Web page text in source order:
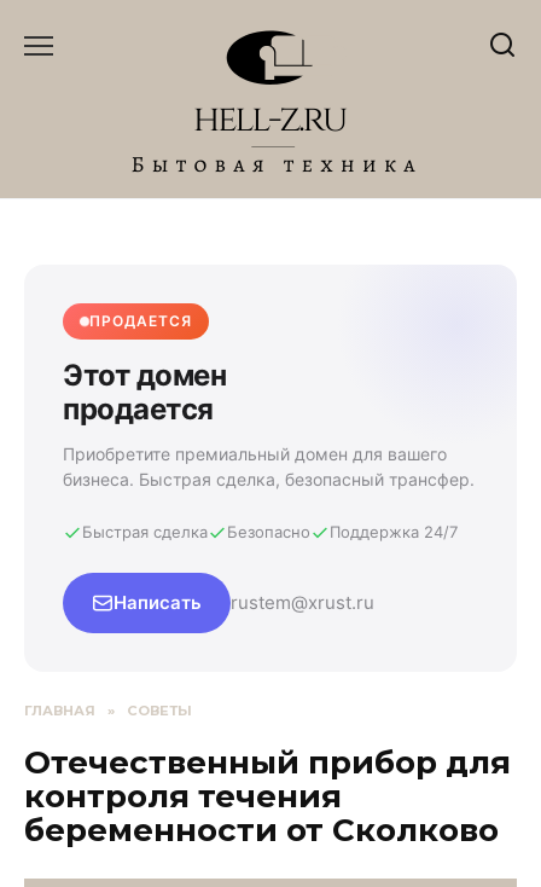
ПРОДАЕТСЯ
Этот домен
продается
Приобретите премиальный домен для вашего
бизнеса. Быстрая сделка, безопасный трансфер.
Быстрая сделка Безопасно Поддержка 24/7
Написать rustem@xrust.ru
ГЛАВНАЯ » СОВЕТЫ
Отечественный прибор для
контроля течения
беременности от Сколково